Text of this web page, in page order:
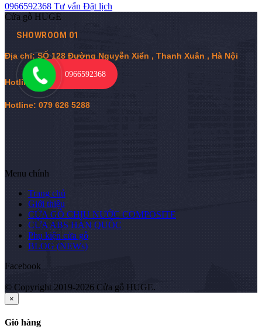
0966592368 Tư vấn Đặt lịch
Cửa gỗ HUGE
SHOWROOM 01
Địa chỉ: SỐ 128 Đường Nguyễn Xiển , Thanh Xuân , Hà Nội
Hotline:0966 592 368
Hotline: 079 626 5288
Menu chính
Trang chủ
Giới thiệu
CỬA GỖ CHỊU NƯỚC COMPOSITE
CỬA ABS HÀN QUỐC
Phụ kiện cửa gỗ
BLOG (NEWs)
Facebook
© Copyright 2019-2026 Cửa gỗ HUGE.
0966592368
×
Giỏ hàng